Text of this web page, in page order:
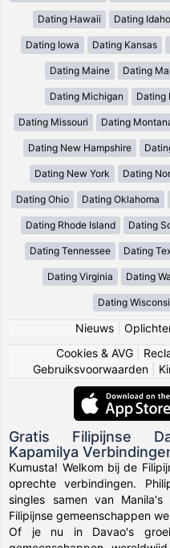
Dating Hawaii Dating Idaho
Dating Iowa Dating Kansas
Dating Maine Dating
Dating Michigan Dating
Dating Missouri Dating
Dating New Hampshire
Dating New York Dating
Dating Ohio Dating Oklahoma
Dating Rhode Island Dating
Dating Tennessee Dating
Dating Virginia Dating
Dating
Nieuws|
Cookies & AVG
Gebruiksvoorwaarden
Gratis Filipijnse
Kapamilya
Kumusta! Welkom bij de
oprechte verbindingen.
singles samen van
Filipijnse gemeenschappen
Of je nu in Davao's